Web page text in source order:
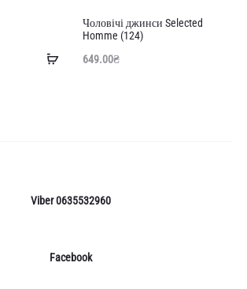
Додати
Чоловічі джинси Selected
Homme (124)
649.00₴
Viber 0635532960
Facebook